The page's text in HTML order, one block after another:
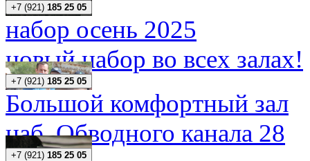
+7 (921) 185 25 05
набор осень 2025
новый набор во всех залах!
+7 (921) 185 25 05
Большой комфортный зал
наб. Обводного канала 28
+7 (921) 185 25 05